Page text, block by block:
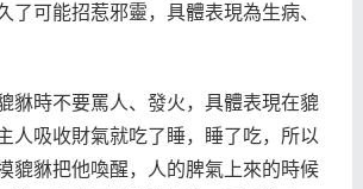
了可能招惹邪靈，具體表現為生病、
貅時不要罵人、發火，具體表現在貔
人吸收財氣就吃了睡，睡了吃，所以
貔貅把他喚醒，人的脾氣上來的時候